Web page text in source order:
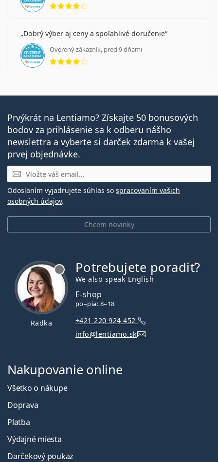
Dobrý výber aj ceny a spoľahlivé doručenie
Overený zákazník, pred 9 dňami
hodnotenie 4 z 5
Prvýkrát na Lentiamo? Získajte 50 bonusových
bodov za prihlásenie sa k odberu nášho
newslettra a vyberte si darček zdarma k vašej
prvej objednávke.
E-mail
Chcem novinky
Odoslaním vyjadrujete súhlas so spracovaním vašich
osobných údajov.
Radka
Potrebujete poradiť?
We also speak English
E-shop
po–pia: 8–18
+421 220 924 452
info@lentiamo.sk
Nakupovanie online
Všetko o nákupe
Doprava
Platba
Výdajné miesta
Darčekový poukaz